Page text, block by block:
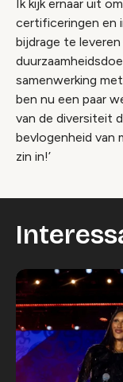
Ik kijk ernaar uit
certificeringen en
bijdrage te
samenwerking
ben nu een paar
van de diversiteit
bevlogenheid van
zin in!’